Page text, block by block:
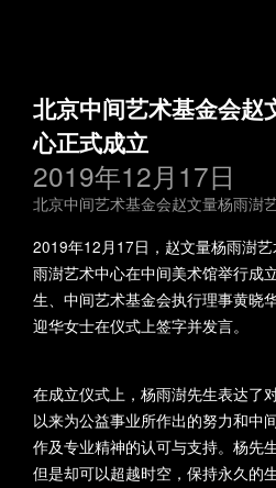
全部
北京中间艺术基金会赵文量杨
中间美术馆展览及公教项目
第四届第四次理事会
在中间美术馆会议室
召开
基
北京中间艺术基金会赵
心正式成立
2019年12月17日
北京中间艺术基金会赵文量杨雨澍
2019年12月17日，赵文量杨雨澍
雨澍艺术中心在中间美术馆举行成
生、中间艺术基金会执行理事黄晓
迎华女士在仪式上签字并发言。
在成立仪式上，杨雨澍先生表达了
以来为公益事业所作出的努力和中
作及专业精神的认可与支持。杨先
但是却可以超越时空，保持永久的